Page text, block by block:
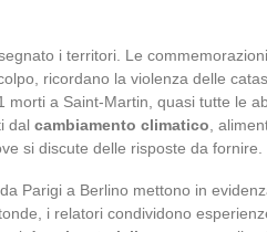
i territori. Le commemorazioni
ricordano la violenza delle
morti a Saint-Martin, quasi tutte le
dal cambiamento climatico ,
si discute delle risposte da fornire.
Parigi a Berlino mettono in
i relatori condividono